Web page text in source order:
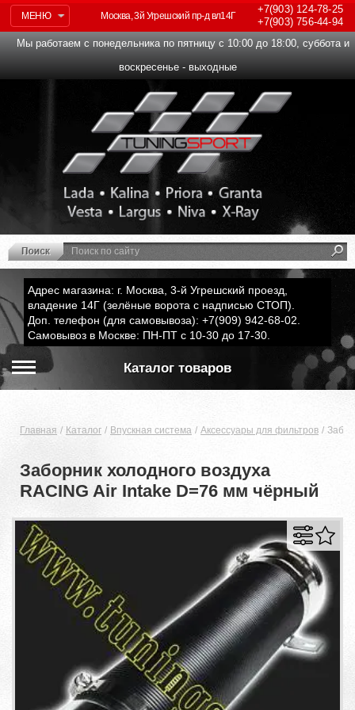
МЕНЮ
+7(903)124-78-25
+7(903)756-44-94
Москва, 3й Угрешский пр-д вл14Г
Мы работаем с понедельника по пятницу с 10:00 до 18:00, суббота и
воскресенье - выходные
Адрес магазина: г. Москва, 3-й Угрешский проезд,
владение 14Г (зелёные ворота с надписью СТОП).
Доп. телефон (для самовывоза): +7(909) 942-68-02.
Самовывоз в Москве: ПН-ПТ с 10-30 до 17-30.
Каталог товаров
Главная Каталог Впускная система Аксессуары для фильтров
Заборник холодного воздуха
RACING Air Intake D=76 мм чёрный